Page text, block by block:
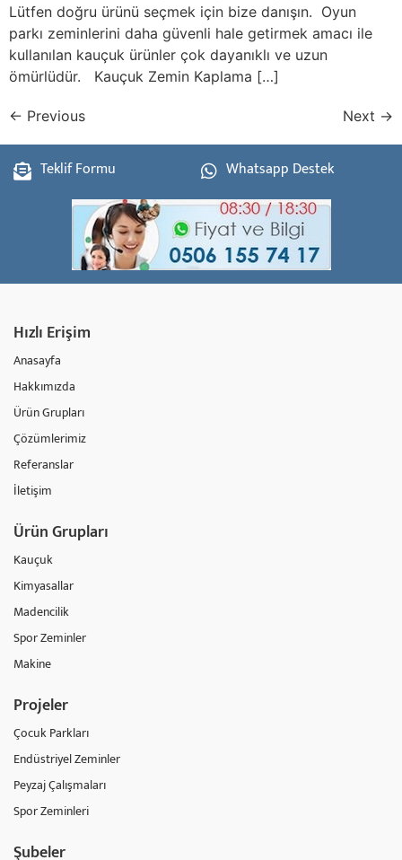
Lütfen doğru ürünü seçmek için bize danışın. Oyun
parkı zeminlerini daha güvenli hale getirmek amacı ile
kullanılan kauçuk ürünler çok dayanıklı ve uzun
ömürlüdür. Kauçuk Zemin Kaplama […]
← Previous Next →
Teklif Formu Whatsapp Destek
Hızlı Erişim
Anasayfa
Hakkımızda
Ürün Grupları
Çözümlerimiz
Referanslar
İletişim
Ürün Grupları
Kauçuk
Kimyasallar
Madencilik
Spor Zeminler
Makine
Projeler
Çocuk Parkları
Endüstriyel Zeminler
Peyzaj Çalışmaları
Spor Zeminleri
Şubeler